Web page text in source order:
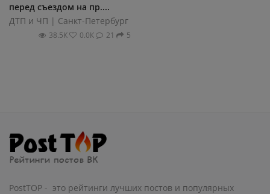
перед съездом на пр....
ДТП и ЧП | Санкт-Петербург
38.5К 0.0К 21 5
PostTOP - это рейтинги лучших постов и популярных